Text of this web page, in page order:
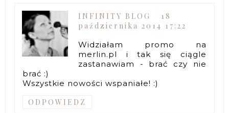
INFINITY BLOG
18
października 2014 17:22
Widziałam promo na
merlin.pl i tak się ciągle
zastanawiam - brać czy nie
brać :)
Wszystkie nowości wspaniałe! :)
ODPOWIEDZ